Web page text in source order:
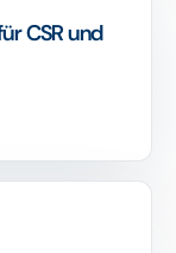
CSR und